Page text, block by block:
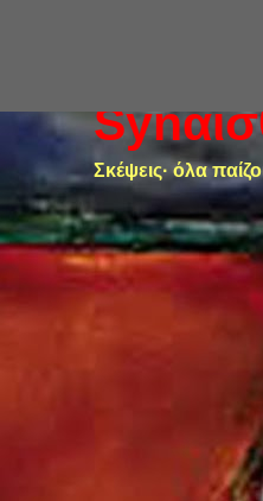
Σκέψεις· όλα